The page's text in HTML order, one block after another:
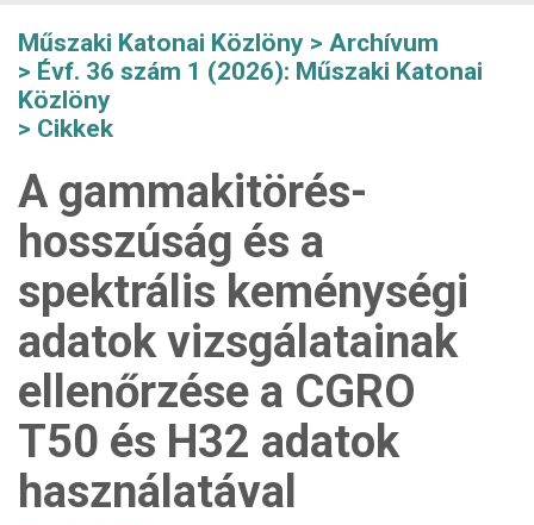
Műszaki Katonai Közlöny
Archívum
Évf. 36 szám 1 (2026): Műszaki Katonai
Közlöny
Cikkek
A gammakitörés-
hosszúság és a
spektrális keménységi
adatok vizsgálatainak
ellenőrzése a CGRO
T50 és H32 adatok
használatával